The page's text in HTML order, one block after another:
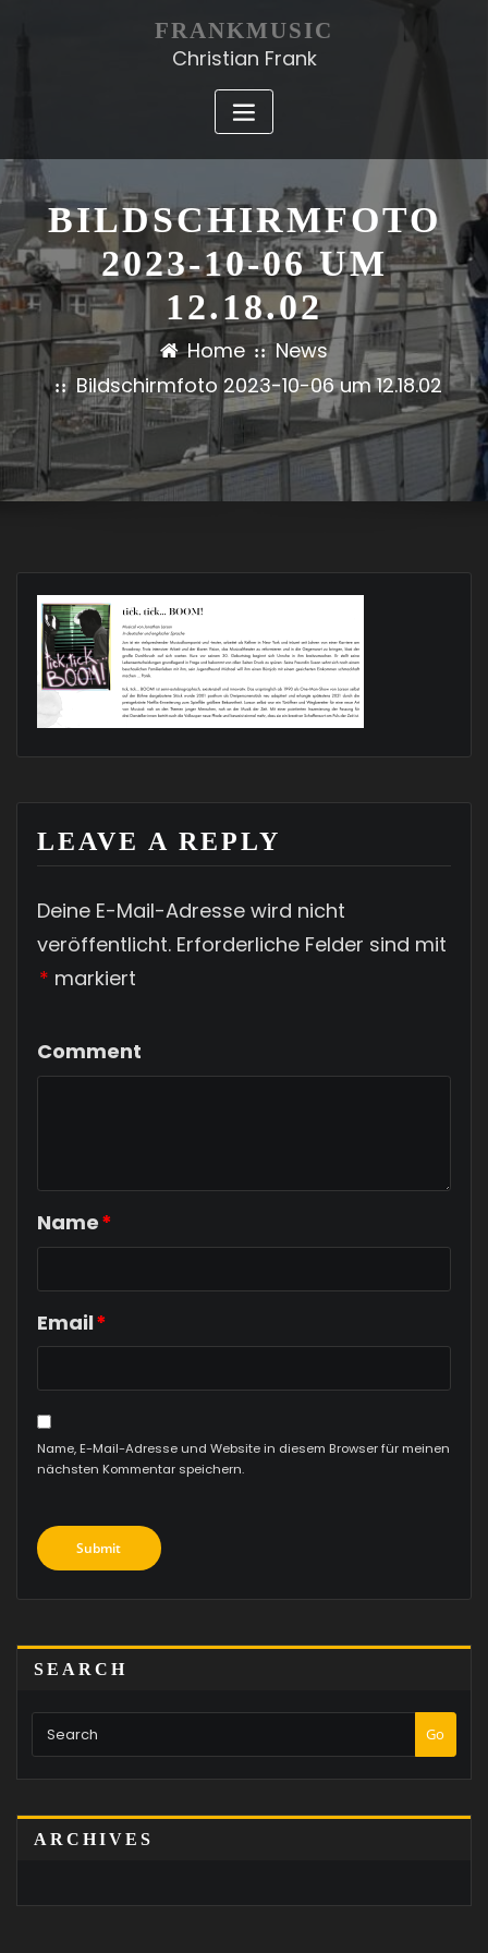
FRANKMUSIC
Christian Frank
BILDSCHIRMFOTO
2023-10-06 UM
12.18.02
Home
News
Bildschirmfoto 2023-10-06 um 12.18.02
LEAVE A REPLY
Deine E-Mail-Adresse wird nicht
veröffentlicht. Erforderliche Felder sind mit
* markiert
Comment
Name*
Email*
Name, E-Mail-Adresse und Website in diesem Browser für meinen
nächsten Kommentar speichern.
SEARCH
Go
ARCHIVES